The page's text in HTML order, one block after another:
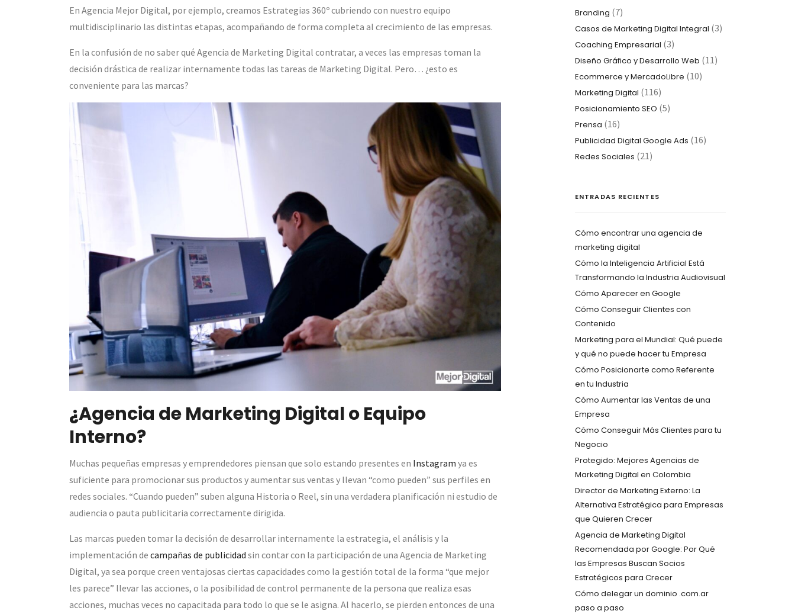
En Agencia Mejor Digital, por ejemplo, creamos Estrategias 360º cubriendo con nuestro equipo
multidisciplinario las distintas etapas, acompañando de forma completa al crecimiento de las empresas.
En la confusión de no saber qué Agencia de Marketing Digital contratar, a veces las empresas toman la
decisión drástica de realizar internamente todas las tareas de Marketing Digital. Pero… ¿esto es
conveniente para las marcas?
¿Agencia de Marketing Digital o Equipo
Interno?
Muchas pequeñas empresas y emprendedores piensan que solo estando presentes en Instagram ya es
suficiente para promocionar sus productos y aumentar sus ventas y llevan “como pueden” sus perfiles en
redes sociales. “Cuando pueden” suben alguna Historia o Reel, sin una verdadera planificación ni estudio de
audiencia o pauta publicitaria correctamente dirigida.
Las marcas pueden tomar la decisión de desarrollar internamente la estrategia, el análisis y la
implementación de campañas de publicidad sin contar con la participación de una Agencia de Marketing
Digital, ya sea porque creen ventajosas ciertas capacidades como la gestión total de la forma “que mejor
les parece” llevar las acciones, o la posibilidad de control permanente de la persona que realiza esas
acciones, muchas veces no capacitada para todo lo que se le asigna. Al hacerlo, se pierden entonces de una
Branding (7)
Casos de Marketing Digital Integral (3)
Coaching Empresarial (3)
Diseño Gráfico y Desarrollo Web (11)
Ecommerce y MercadoLibre (10)
Marketing Digital (116)
Posicionamiento SEO (5)
Prensa (16)
Publicidad Digital Google Ads (16)
Redes Sociales (21)
ENTRADAS RECIENTES
Cómo encontrar una agencia de
marketing digital
Cómo la Inteligencia Artificial Está
Transformando la Industria Audiovisual
Cómo Aparecer en Google
Cómo Conseguir Clientes con
Contenido
Marketing para el Mundial: Qué puede
y qué no puede hacer tu Empresa
Cómo Posicionarte como Referente
en tu Industria
Cómo Aumentar las Ventas de una
Empresa
Cómo Conseguir Más Clientes para tu
Negocio
Protegido: Mejores Agencias de
Marketing Digital en Colombia
Director de Marketing Externo: La
Alternativa Estratégica para Empresas
que Quieren Crecer
Agencia de Marketing Digital
Recomendada por Google: Por Qué
las Empresas Buscan Socios
Estratégicos para Crecer
Cómo delegar un dominio .com.ar
paso a paso